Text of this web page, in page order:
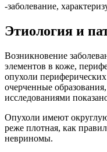
-заболевание,
Этиология и
Возникновение
элементов в коже,
опухоли
очерченные
исследованиями
Опухоли имеют
реже плотная, как
невриномы.